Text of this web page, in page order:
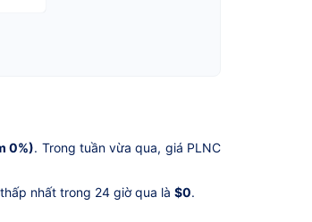
0%). Trong tuần vừa qua, giá PLNC
nhất trong 24 giờ qua là $0.